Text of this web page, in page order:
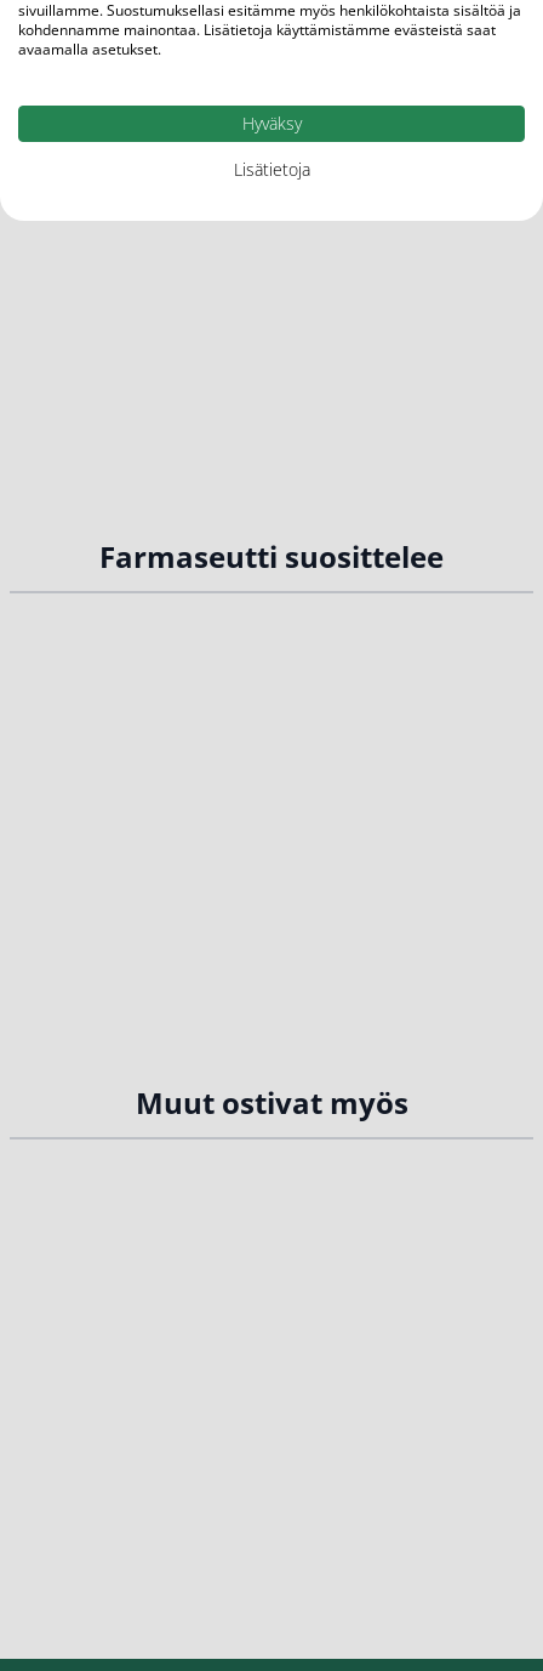
Lisää tuotemerkiltä
Farmaseutti suosittelee
Muut ostivat myös
sivuillamme. Suostumuksellasi esitämme myös henkilökohtaista sisältöä ja
kohdennamme mainontaa. Lisätietoja käyttämistämme evästeistä saat
avaamalla asetukset.
Hyväksy
Lisätietoja